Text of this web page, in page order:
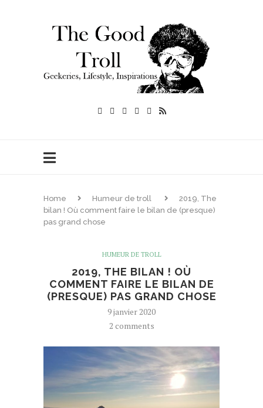
Home Humeur de troll
2019, The
bilan ! Où comment faire le bilan de (presque)
pas grand chose
HUMEUR DE TROLL
2019, THE BILAN ! OÙ
COMMENT FAIRE LE BILAN DE
(PRESQUE) PAS GRAND CHOSE
9 janvier 2020
2 comments